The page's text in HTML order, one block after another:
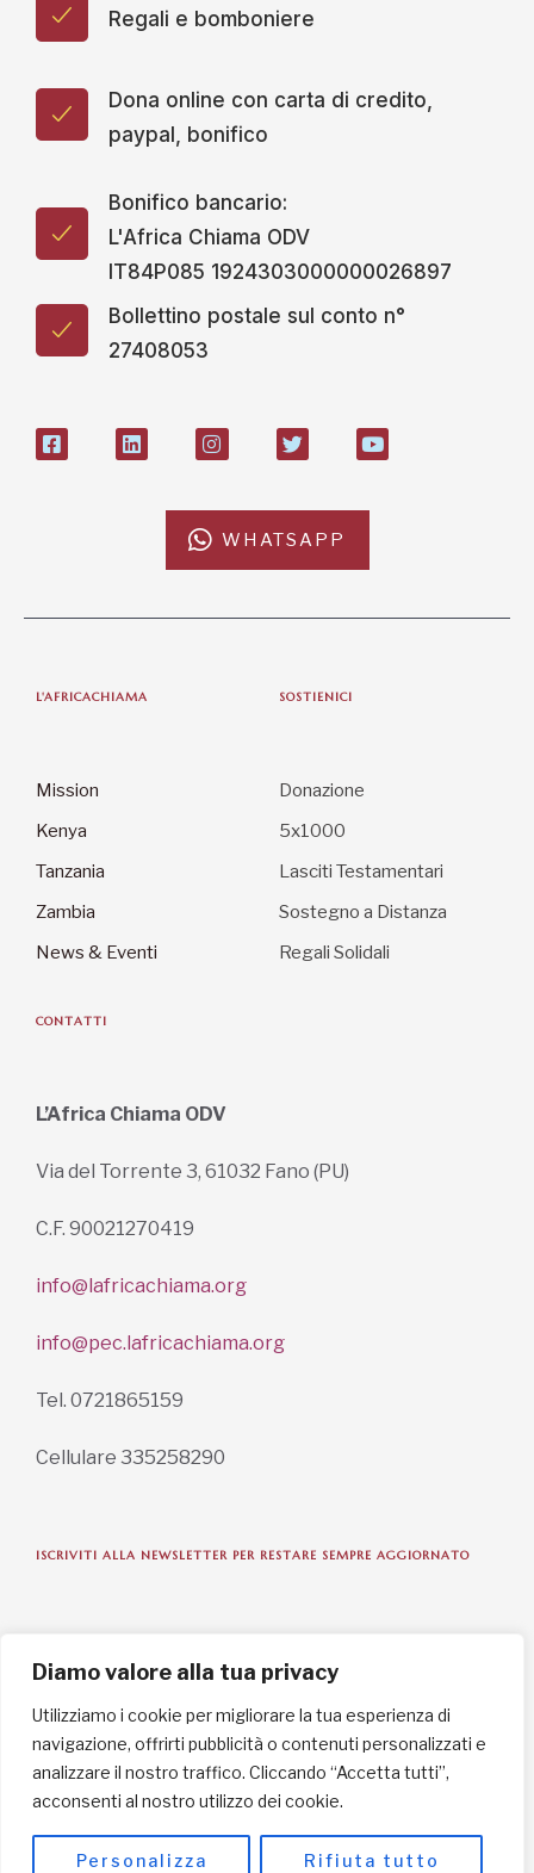
Diamo valore alla tua privacy
Utilizziamo i cookie per migliorare la tua esperienza di
navigazione, offrirti pubblicità o contenuti personalizzati e
analizzare il nostro traffico. Cliccando “Accetta tutti”,
acconsenti al nostro utilizzo dei cookie.
Personalizza Rifiuta tutto
Regali e bomboniere
Dona online con carta di credito,
paypal, bonifico
Bonifico bancario:
L'Africa Chiama ODV
IT84P085 1924303000000026897
Bollettino postale sul conto n°
27408053
WHATSAPP
L'AFRICACHIAMA
Mission
Kenya
Tanzania
Zambia
News & Eventi
SOSTIENICI
Donazione
5x1000
Lasciti Testamentari
Sostegno a Distanza
Regali Solidali
CONTATTI
L’Africa Chiama ODV
Via del Torrente 3, 61032 Fano (PU)
C.F. 90021270419
info@lafricachiama.org
info@pec.lafricachiama.org
Tel. 0721865159
Cellulare 335258290
ISCRIVITI ALLA NEWSLETTER PER RESTARE SEMPRE AGGIORNATO
ISCRIVITI ORA
INFORMAZIONI SULLA PRIVACY
English / USD
© Copyright 2025 L'Africa Chiama ODV All rights reserved